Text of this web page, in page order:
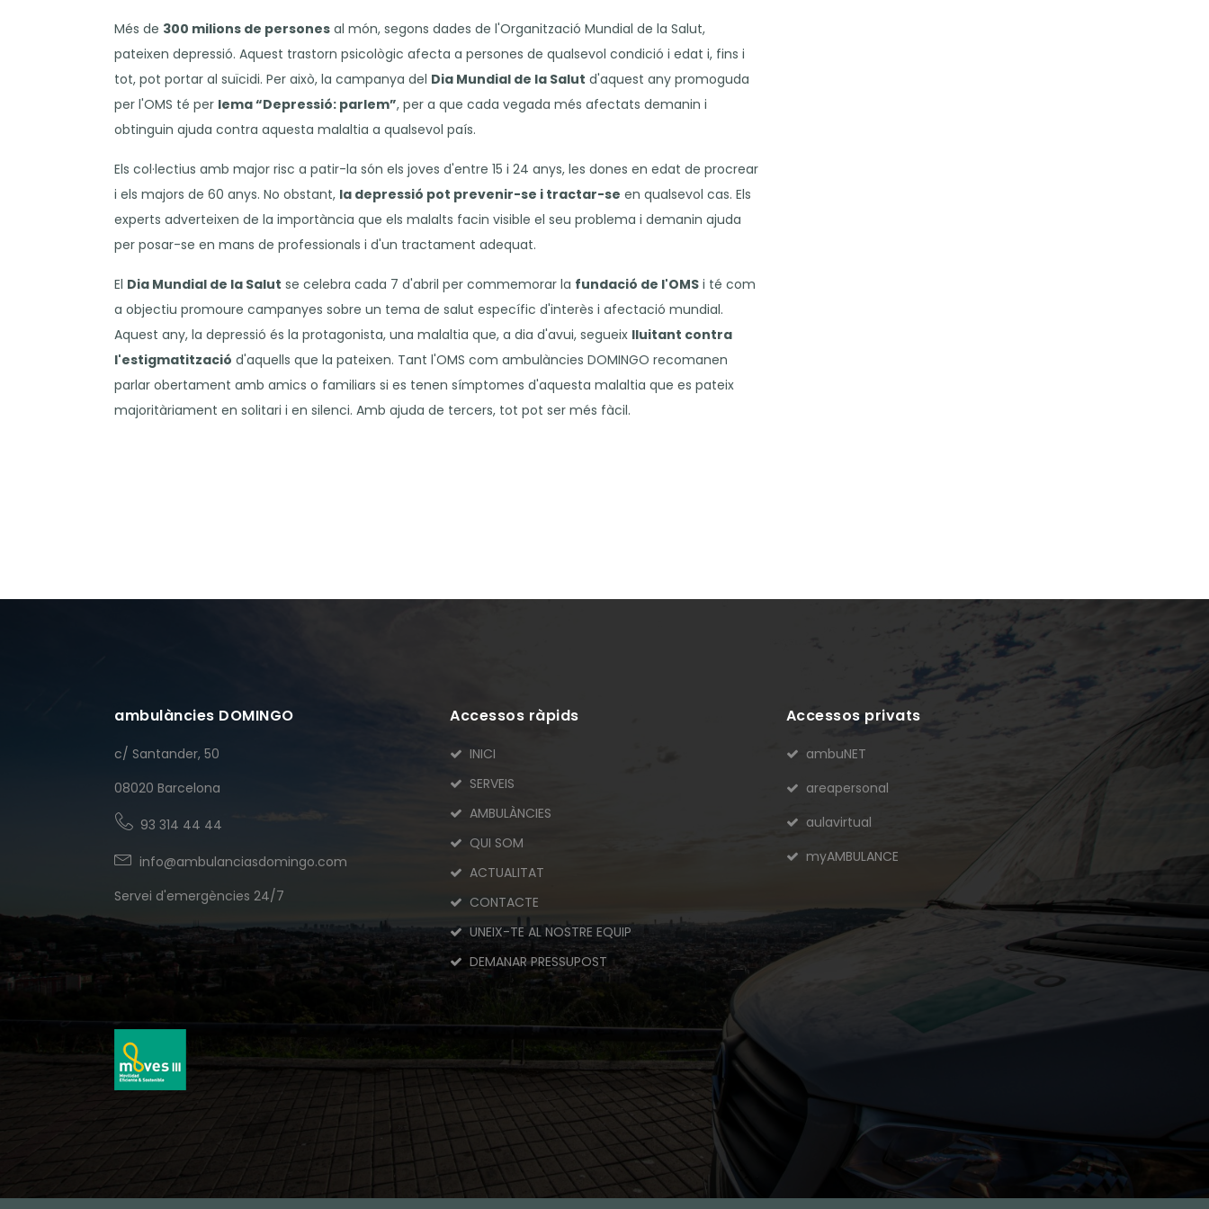
Més de 300 milions de persones al món, segons dades de l'Organització Mundial de la Salut,
pateixen depressió. Aquest trastorn psicològic afecta a persones de qualsevol condició i edat i, fins i
tot, pot portar al suïcidi. Per això, la campanya del Dia Mundial de la Salut d'aquest any promoguda
per l'OMS té per lema “Depressió: parlem”, per a que cada vegada més afectats demanin i
obtinguin ajuda contra aquesta malaltia a qualsevol país.
Els col·lectius amb major risc a patir-la són els joves d'entre 15 i 24 anys, les dones en edat de procrear
i els majors de 60 anys. No obstant, la depressió pot prevenir-se i tractar-se en qualsevol cas. Els
experts adverteixen de la importància que els malalts facin visible el seu problema i demanin ajuda
per posar-se en mans de professionals i d'un tractament adequat.
El Dia Mundial de la Salut se celebra cada 7 d'abril per commemorar la fundació de l'OMS i té com
a objectiu promoure campanyes sobre un tema de salut específic d'interès i afectació mundial.
Aquest any, la depressió és la protagonista, una malaltia que, a dia d'avui, segueix lluitant contra
l'estigmatització d'aquells que la pateixen. Tant l'OMS com ambulàncies DOMINGO recomanen
parlar obertament amb amics o familiars si es tenen símptomes d'aquesta malaltia que es pateix
majoritàriament en solitari i en silenci. Amb ajuda de tercers, tot pot ser més fàcil.
ambulàncies DOMINGO
c/ Santander, 50
08020 Barcelona
93 314 44 44
info@ambulanciasdomingo.com
Servei d'emergències 24/7
Accessos ràpids
INICI
SERVEIS
AMBULÀNCIES
QUI SOM
ACTUALITAT
CONTACTE
UNEIX-TE AL NOSTRE EQUIP
DEMANAR PRESSUPOST
Accessos privats
ambuNET
areapersonal
aulavirtual
myAMBULANCE